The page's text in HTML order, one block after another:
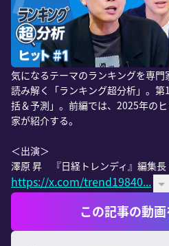
気になるテーマのランキングを専
読み解く「ランキング超分析」。
括＆予測」。前編では、2025年の
家が紹介する。
＜出演＞
https://x.com/trend19840...
この記事の動